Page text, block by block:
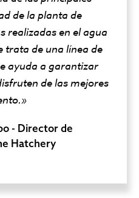
de la planta de
realizadas en el agua
trata de una línea de
ayuda a garantizar
de las mejores
- Director de
Hatchery